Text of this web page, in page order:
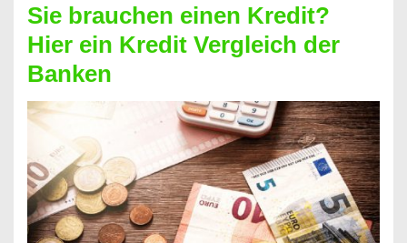
Summe
Geld?
Hier
einen
10000
Euro
Kredit
finden
Sie brauchen einen Kredit?
Hier ein Kredit Vergleich der
Banken